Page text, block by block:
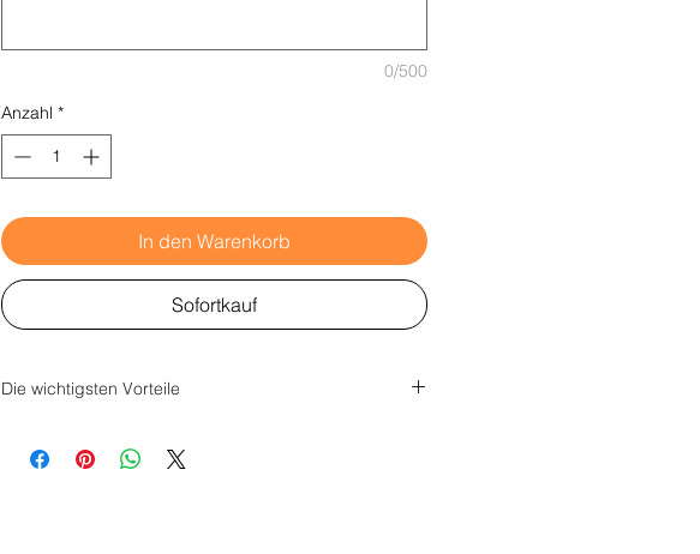
0/500
Anzahl *
In den Warenkorb
Sofortkauf
Die wichtigsten Vorteile
bei einer Höhe von 1,1 m